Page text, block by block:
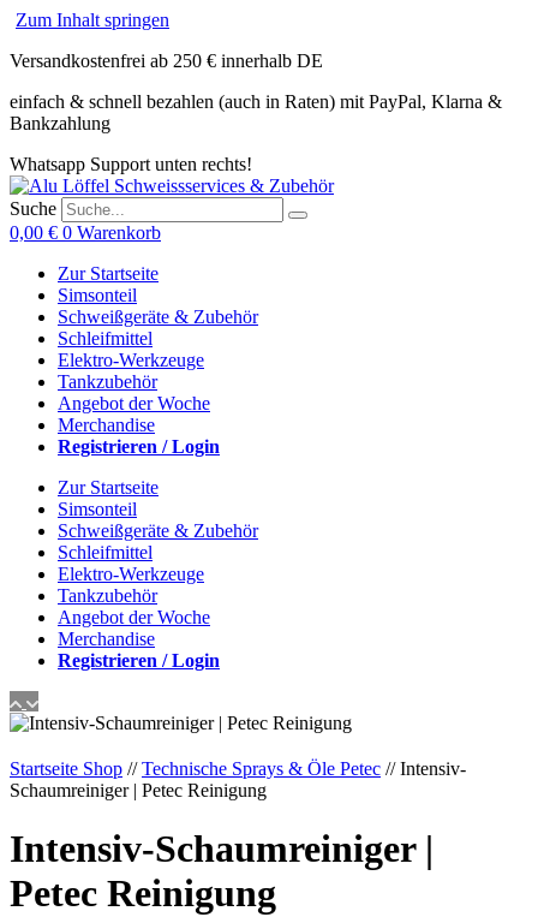
Zum Inhalt springen
Versandkostenfrei ab 250 € innerhalb DE
einfach & schnell bezahlen (auch in Raten) mit PayPal, Klarna &
Bankzahlung
Whatsapp Support unten rechts!
Suche
0,00 € 0 Warenkorb
Zur Startseite
Simsonteil
Schweißgeräte & Zubehör
Schleifmittel
Elektro-Werkzeuge
Tankzubehör
Angebot der Woche
Merchandise
Registrieren / Login
Zur Startseite
Simsonteil
Schweißgeräte & Zubehör
Schleifmittel
Elektro-Werkzeuge
Tankzubehör
Angebot der Woche
Merchandise
Registrieren / Login
Startseite Shop //Technische Sprays & Öle Petec // Intensiv-
Schaumreiniger | Petec Reinigung
Intensiv-Schaumreiniger |
Petec Reinigung